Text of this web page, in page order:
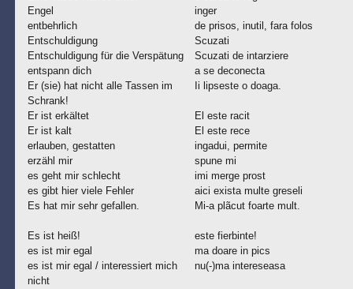
Engel
inger
entbehrlich
de prisos, inutil, fara folos
Entschuldigung
Scuzati
Entschuldigung für die Verspätung
Scuzati de intarziere
entspann dich
a se deconecta
Er (sie) hat nicht alle Tassen im
Schrank!
Ii lipseste o doaga.
Er ist erkältet
El este racit
Er ist kalt
El este rece
erlauben, gestatten
ingadui, permite
erzähl mir
spune mi
es geht mir schlecht
imi merge prost
es gibt hier viele Fehler
aici exista multe greseli
Es hat mir sehr gefallen.
Mi-a plãcut foarte mult.
Es ist heiß!
este fierbinte!
es ist mir egal
ma doare in pics
es ist mir egal / interessiert mich
nicht
nu(-)ma intereseasa